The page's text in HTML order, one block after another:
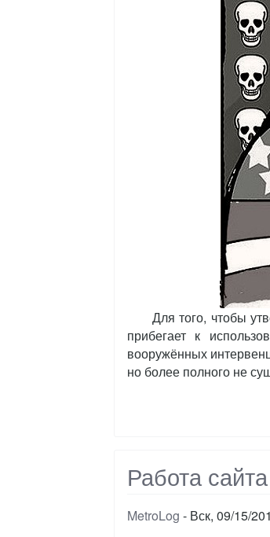
Для того, чтобы
прибегает к
вооружённых
но более полного не
Работа
MetroLog Вск, 09/15/